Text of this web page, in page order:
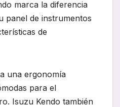
marca la diferencia
panel de instrumentos
de
una ergonomía
para el
Isuzu Kendo también